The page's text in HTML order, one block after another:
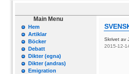
Main Menu
Hem
Artiklar
Böcker
Debatt
Dikter (egna)
Dikter (andras)
Emigration
Skrivet av
2015-12-